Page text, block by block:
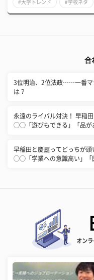
#大学トレンド #学校ネタ
合
3位明治、2位法政……一番マ
は？
永遠のライバル対決！ 早稲
◯◯「遊びもできる」「品が
早稲田と慶應ってどっちが
◯◯「学業への意識高い」「
オン